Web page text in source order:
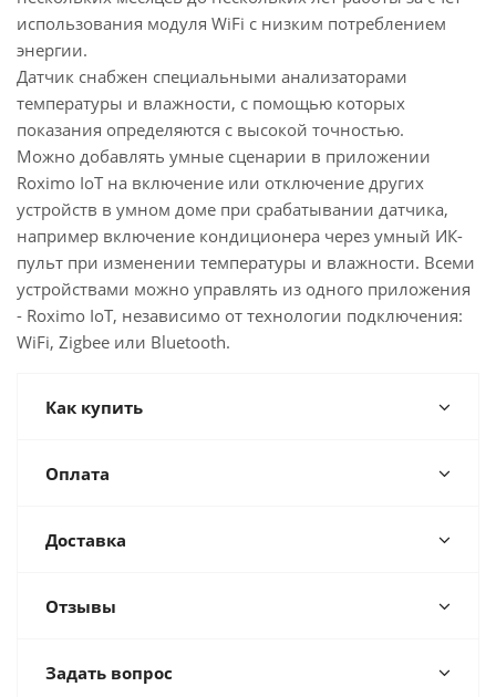
использования модуля WiFi с низким потреблением
энергии.
Датчик снабжен специальными анализаторами
температуры и влажности, с помощью которых
показания определяются с высокой точностью.
Можно добавлять умные сценарии в приложении
Roximo IoT на включение или отключение других
устройств в умном доме при срабатывании датчика,
например включение кондиционера через умный ИК-
пульт при изменении температуры и влажности. Всеми
устройствами можно управлять из одного приложения
- Roximo IoT, независимо от технологии подключения:
WiFi, Zigbee или Bluetooth.
Как купить
Оплата
Доставка
Отзывы
Задать вопрос